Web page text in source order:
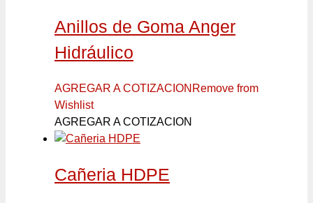
Anillos de Goma Anger
Hidráulico
AGREGAR A COTIZACION Remove from
Wishlist
AGREGAR A COTIZACION
Cañeria HDPE